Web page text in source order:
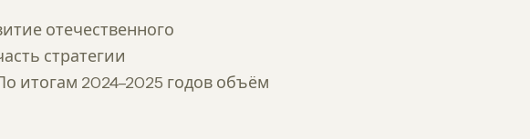
отечественного
стратегии
итогам 2024–2025 годов объём